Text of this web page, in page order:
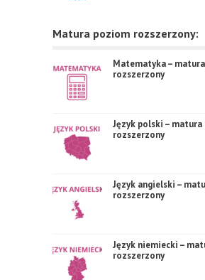
Matura poziom rozszerzony:
Matematyka –
rozszerzony
Język polski –
rozszerzony
Język angielski –
rozszerzony
Język niemiecki –
rozszerzony